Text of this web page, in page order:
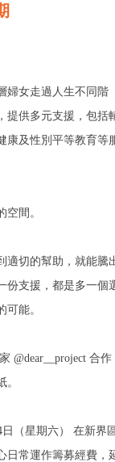
婦女走過人生不同階
提供多元支援，包括
康及性別平等教育等
間。
適切的幫助，就能騰
份支援，都是多一個
能。
@dear__project 合作
（星期六） 在新界
日常運作籌募經費，